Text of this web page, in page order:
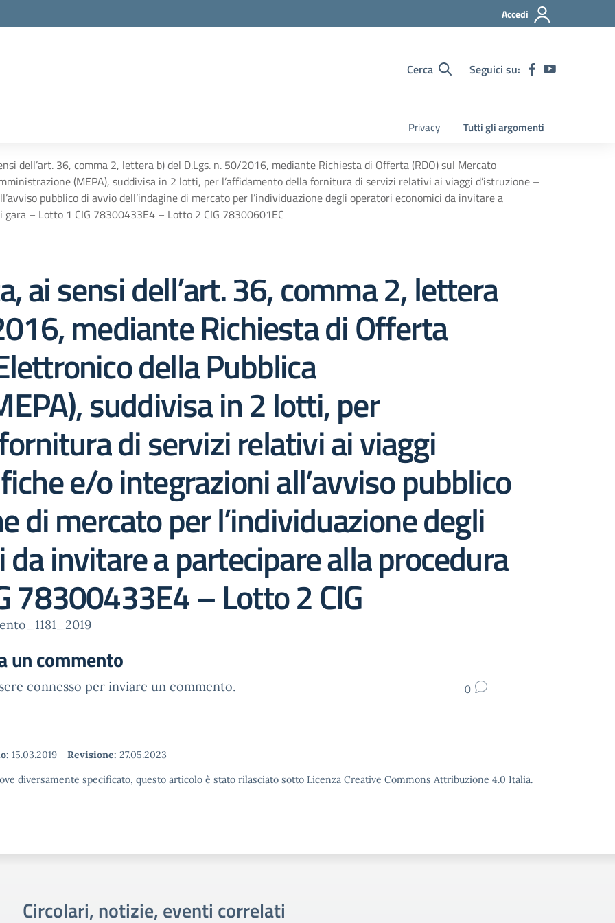
Accedi
Cerca Seguici su:
Privacy Tutti gli argomenti
dell’art. 36, comma 2, lettera b) del D.Lgs. n. 50/2016, mediante Richiesta di Offerta (RDO) sul Mercato
(MEPA), suddivisa in 2 lotti, per l’affidamento della fornitura di servizi relativi ai viaggi d’istruzione –
pubblico di avvio dell’indagine di mercato per l’individuazione degli operatori economici da invitare a
– Lotto 1 CIG 78300433E4 – Lotto 2 CIG 78300601EC
ai sensi dell’art. 36, comma 2, lettera
mediante Richiesta di Offerta
della Pubblica
suddivisa in 2 lotti, per
di servizi relativi ai viaggi
e/o integrazioni all’avviso pubblico
di mercato per l’individuazione degli
invitare a partecipare alla procedura
78300433E4 – Lotto 2 CIG
0
un commento
connesso per inviare un commento.
15.03.2019 - Revisione: 27.05.2023
diversamente specificato, questo articolo è stato rilasciato sotto Licenza Creative Commons Attribuzione 4.0 Italia.
Circolari, notizie, eventi correlati